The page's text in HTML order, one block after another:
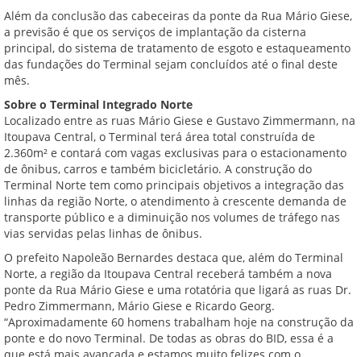
Além da conclusão das cabeceiras da ponte da Rua Mário Giese,
a previsão é que os serviços de implantação da cisterna
principal, do sistema de tratamento de esgoto e estaqueamento
das fundações do Terminal sejam concluídos até o final deste
mês.
Sobre o Terminal Integrado Norte
Localizado entre as ruas Mário Giese e Gustavo Zimmermann, na
Itoupava Central, o Terminal terá área total construída de
2.360m² e contará com vagas exclusivas para o estacionamento
de ônibus, carros e também bicicletário. A construção do
Terminal Norte tem como principais objetivos a integração das
linhas da região Norte, o atendimento à crescente demanda de
transporte público e a diminuição nos volumes de tráfego nas
vias servidas pelas linhas de ônibus.
O prefeito Napoleão Bernardes destaca que, além do Terminal
Norte, a região da Itoupava Central receberá também a nova
ponte da Rua Mário Giese e uma rotatória que ligará as ruas Dr.
Pedro Zimmermann, Mário Giese e Ricardo Georg.
“Aproximadamente 60 homens trabalham hoje na construção da
ponte e do novo Terminal. De todas as obras do BID, essa é a